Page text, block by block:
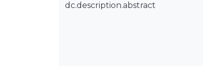
dc.description.abstract